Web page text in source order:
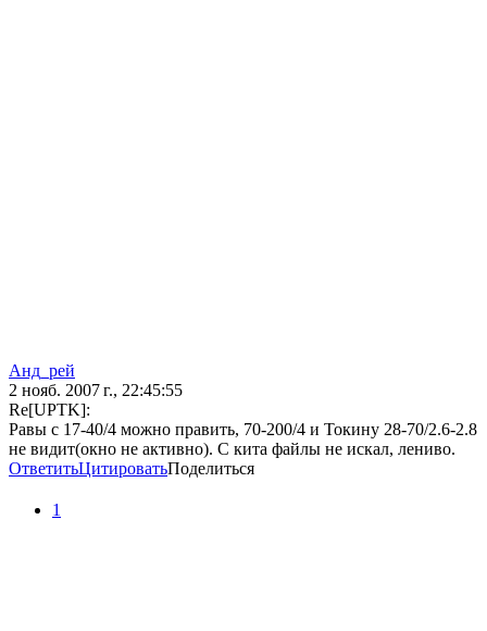
Анд_рей
2 нояб. 2007 г., 22:45:55
Re[UPTK]:
Равы с 17-40/4 можно править, 70-200/4 и Токину 28-70/2.6-2.8
не видит(окно не активно). С кита файлы не искал, лениво.
ОтветитьЦитироватьПоделиться
1